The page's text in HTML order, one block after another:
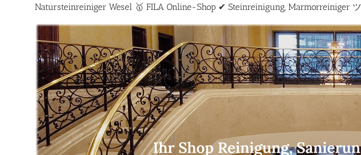
Natursteinreiniger Wesel 🥇 FILA Online-Shop ✔ Steinreinigung, Marmorreiniger ツ